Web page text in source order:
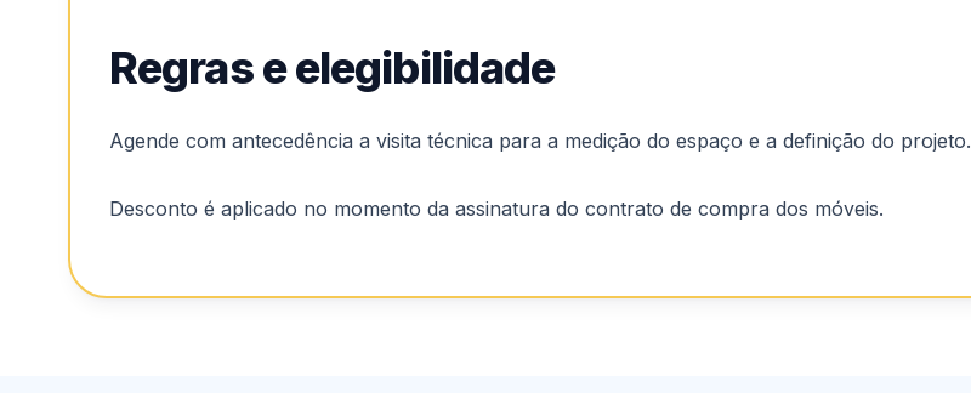
Regras e elegibilidade
Agende com antecedência a visita técnica para a medição do espaço e a definição do projeto.
Desconto é aplicado no momento da assinatura do contrato de compra dos móveis.